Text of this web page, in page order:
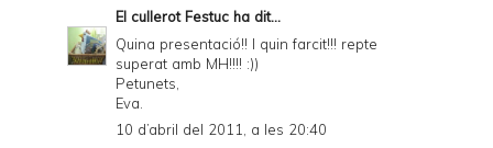
El cullerot Festuc ha dit...
Quina presentació!! I quin farcit!!! repte
superat amb MH!!!! :))
Petunets,
Eva.
10 d’abril del 2011, a les 20:40